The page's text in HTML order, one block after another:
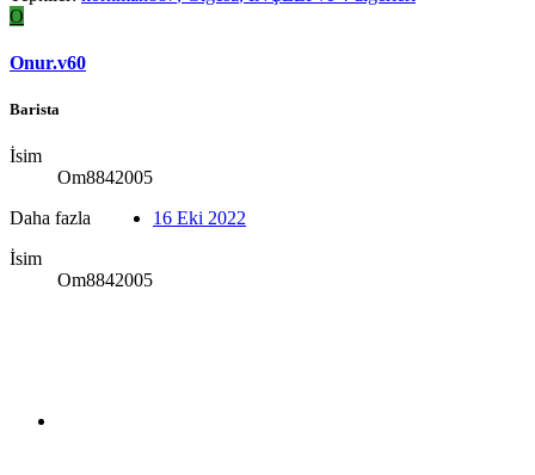
O
Onur.v60
Barista
İsim
Om8842005
Daha fazla
İsim
Om8842005
16 Eki 2022